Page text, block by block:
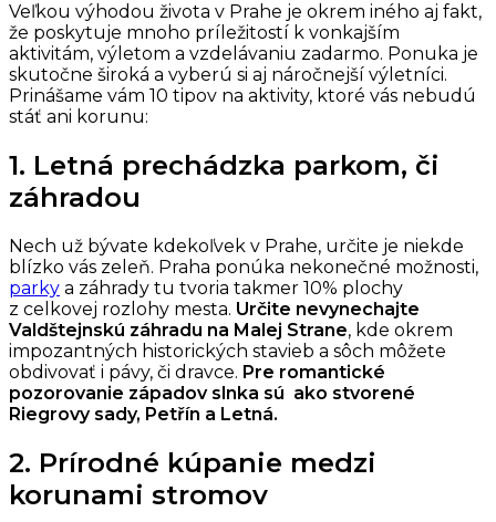
Veľkou výhodou života v Prahe je okrem iného aj fakt,
že poskytuje mnoho príležitostí k vonkajším
aktivitám, výletom a vzdelávaniu zadarmo. Ponuka je
skutočne široká a vyberú si aj náročnejší výletníci.
Prinášame vám 10 tipov na aktivity, ktoré vás nebudú
stáť ani korunu:
1. Letná prechádzka parkom, či
záhradou
Nech už bývate kdekoľvek v Prahe, určite je niekde
blízko vás zeleň. Praha ponúka nekonečné možnosti,
parky a záhrady tu tvoria takmer 10% plochy
z celkovej rozlohy mesta. Určite nevynechajte
Valdštejnskú záhradu na Malej Strane, kde okrem
impozantných historických stavieb a sôch môžete
obdivovať i pávy, či dravce. Pre romantické
pozorovanie západov slnka sú ako stvorené
Riegrovy sady, Petřín a Letná.
2. Prírodné kúpanie medzi
korunami stromov